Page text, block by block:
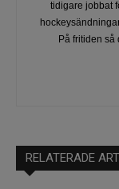
tidigare jobbat
På fritiden
RELATERADE